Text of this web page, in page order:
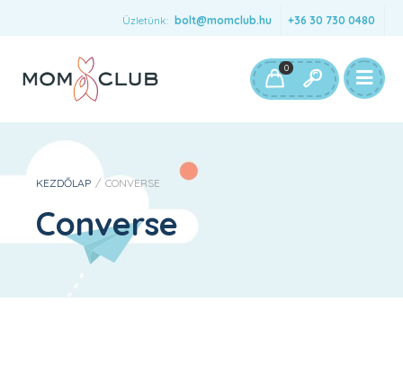
Üzletünk: bolt@momclub.hu +36 30 730 0480
0
KEZDŐLAP / CONVERSE
Converse